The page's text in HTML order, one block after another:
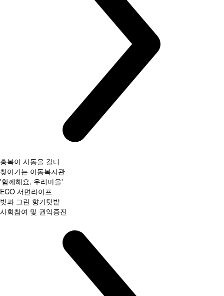
홍복이 시동을 걸다
찾아가는 이동복지관
'함께해요, 우리마을'
ECO 서면라이프
벗과 그린 향기텃밭
사회참여 및 권익증진